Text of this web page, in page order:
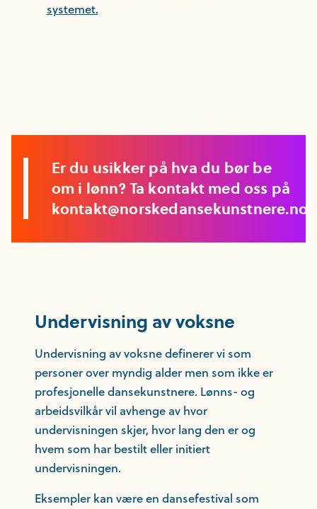
systemet.
Er du usikker på hva du bør be
om i lønn? Ta kontakt med oss på
kontakt@norskedansekunstnere.no
Undervisning av voksne
Undervisning av voksne definerer vi som
personer over myndig alder men som ikke er
profesjonelle dansekunstnere. Lønns- og
arbeidsvilkår vil avhenge av hvor
undervisningen skjer, hvor lang den er og
hvem som har bestilt eller initiert
undervisningen.
Eksempler kan være en dansefestival som